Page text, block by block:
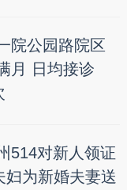
院公园路院区
月 日均接诊
514对新人领证
妇为新婚夫妻送